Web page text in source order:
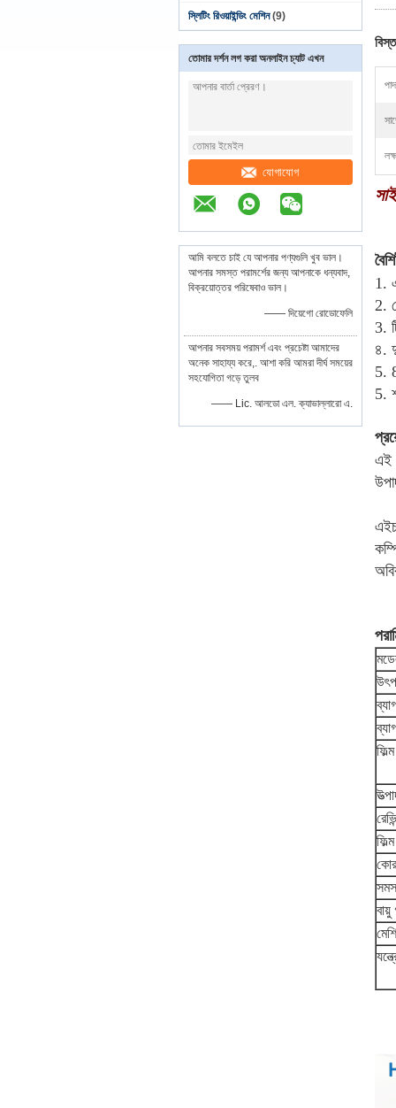
স্লিটিং রিওয়াইন্ডিং মেশিন (9)
তোমার দর্শন লগ করা অনলাইন চ্যাট এখন
যোগাযোগ
আমি বলতে চাই যে আপনার পণ্যগুলি খুব ভাল।
আপনার সমস্ত পরামর্শের জন্য আপনাকে ধন্যবাদ,
বিক্রয়োত্তর পরিষেবাও ভাল।
—— দিয়েগো রোডোফেলি
আপনার সবসময় পরামর্শ এবং প্রচেষ্টা আমাদের
অনেক সাহায্য করে,. আশা করি আমরা দীর্ঘ সময়ের
সহযোগিতা গড়ে তুলব
—— Lic. আলডো এল. ক্যাভাল্লারো এ.
1.
2.
3.
৪.
5.
5.
এই